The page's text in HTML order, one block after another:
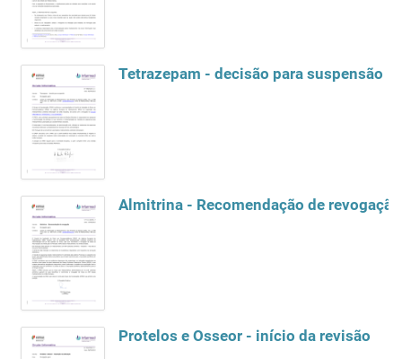
Tetrazepam - decisão para suspensão
Almitrina - Recomendação de revogação
Protelos e Osseor - início da revisão